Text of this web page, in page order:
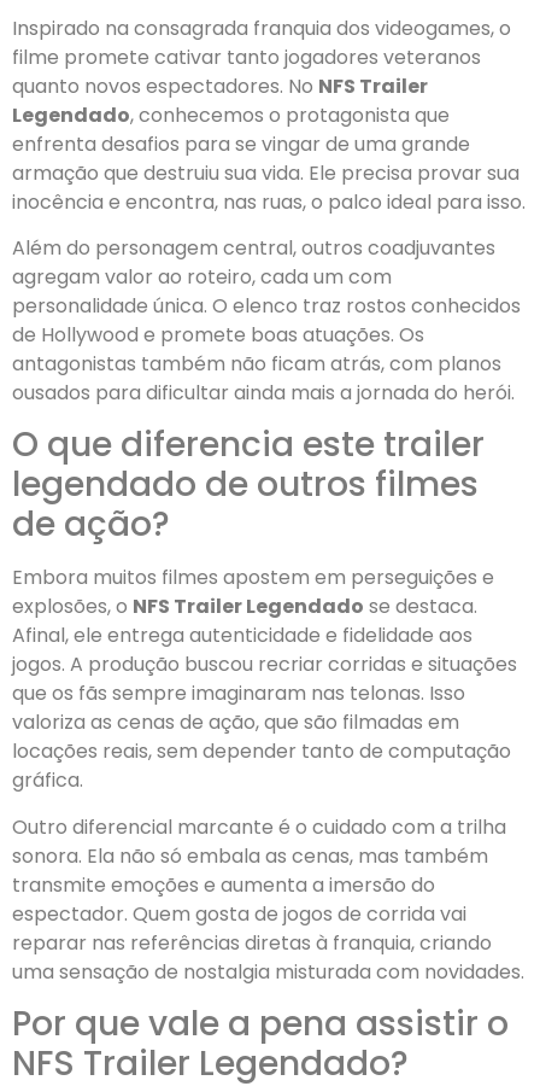
Inspirado na consagrada franquia dos videogames, o
filme promete cativar tanto jogadores veteranos
quanto novos espectadores. No NFS Trailer
Legendado, conhecemos o protagonista que
enfrenta desafios para se vingar de uma grande
armação que destruiu sua vida. Ele precisa provar sua
inocência e encontra, nas ruas, o palco ideal para isso.
Além do personagem central, outros coadjuvantes
agregam valor ao roteiro, cada um com
personalidade única. O elenco traz rostos conhecidos
de Hollywood e promete boas atuações. Os
antagonistas também não ficam atrás, com planos
ousados para dificultar ainda mais a jornada do herói.
O que diferencia este trailer
legendado de outros filmes
de ação?
Embora muitos filmes apostem em perseguições e
explosões, o NFS Trailer Legendado se destaca.
Afinal, ele entrega autenticidade e fidelidade aos
jogos. A produção buscou recriar corridas e situações
que os fãs sempre imaginaram nas telonas. Isso
valoriza as cenas de ação, que são filmadas em
locações reais, sem depender tanto de computação
gráfica.
Outro diferencial marcante é o cuidado com a trilha
sonora. Ela não só embala as cenas, mas também
transmite emoções e aumenta a imersão do
espectador. Quem gosta de jogos de corrida vai
reparar nas referências diretas à franquia, criando
uma sensação de nostalgia misturada com novidades.
Por que vale a pena assistir o
NFS Trailer Legendado?